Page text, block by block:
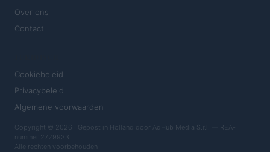
Over ons
Contact
Cookiebeleid
Privacybeleid
Algemene voorwaarden
Copyright © 2026 · Gepost in Holland door AdHub Media S.r.l. — REA-
nummer 2729933
Alle rechten voorbehouden